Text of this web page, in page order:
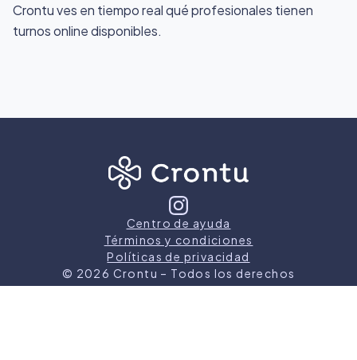
Crontu ves en tiempo real qué profesionales tienen
turnos online disponibles.
Centro de ayuda
Términos y condiciones
Políticas de privacidad
© 2026 Crontu – Todos los derechos
reservados